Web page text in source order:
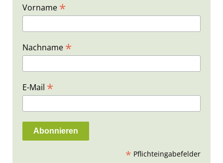
Vorname *
Nachname *
E-Mail *
* Pflichteingabefelder